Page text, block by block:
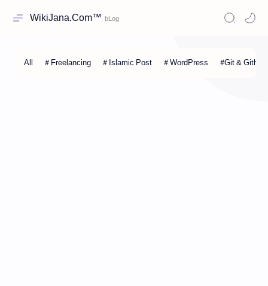
WikiJana.Com™